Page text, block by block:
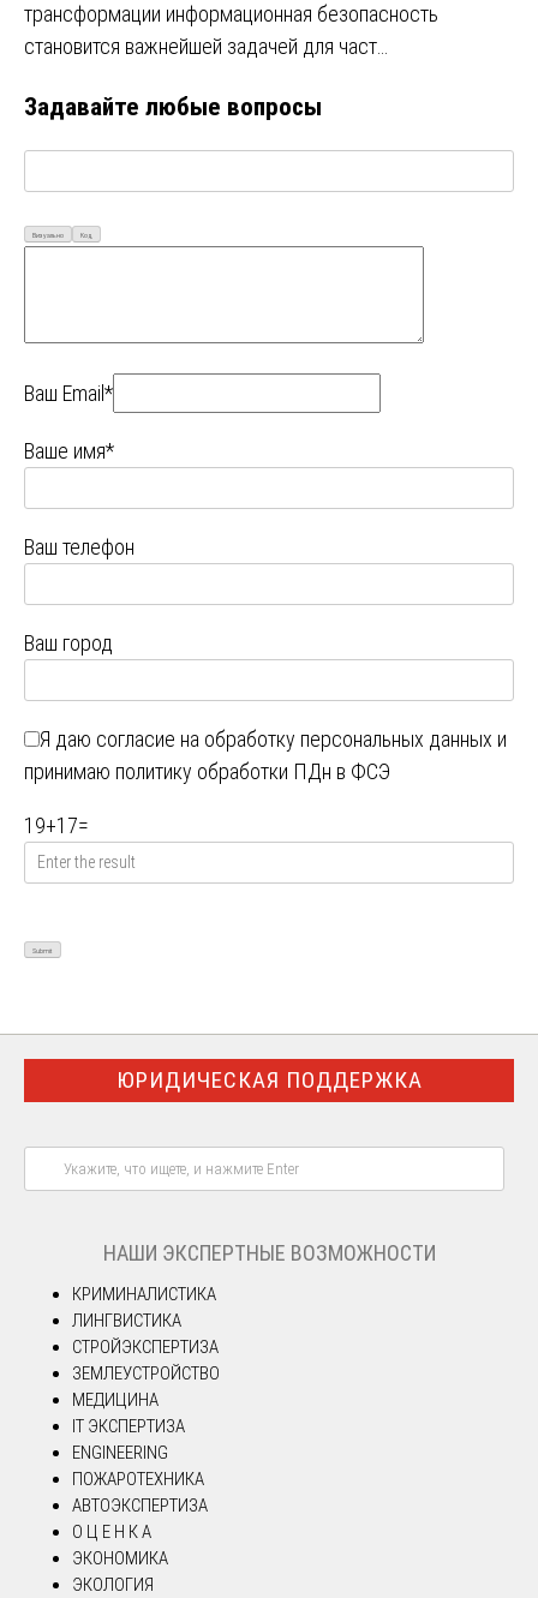
трансформации информационная безопасность
становится важнейшей задачей для част…
Задавайте любые вопросы
Визуально Код
Ваш Email*
Ваше имя*
Ваш телефон
Ваш город
Я даю согласие на обработку персональных данных и
принимаю политику обработки ПДн в ФСЭ
19+17=
ЮРИДИЧЕСКАЯ ПОДДЕРЖКА
НАШИ ЭКСПЕРТНЫЕ ВОЗМОЖНОСТИ
КРИМИНАЛИСТИКА
ЛИНГВИСТИКА
СТРОЙЭКСПЕРТИЗА
ЗЕМЛЕУСТРОЙСТВО
МЕДИЦИНА
IT ЭКСПЕРТИЗА
ENGINEERING
ПОЖАРОТЕХНИКА
АВТОЭКСПЕРТИЗА
О Ц Е Н К А
ЭКОНОМИКА
ЭКОЛОГИЯ